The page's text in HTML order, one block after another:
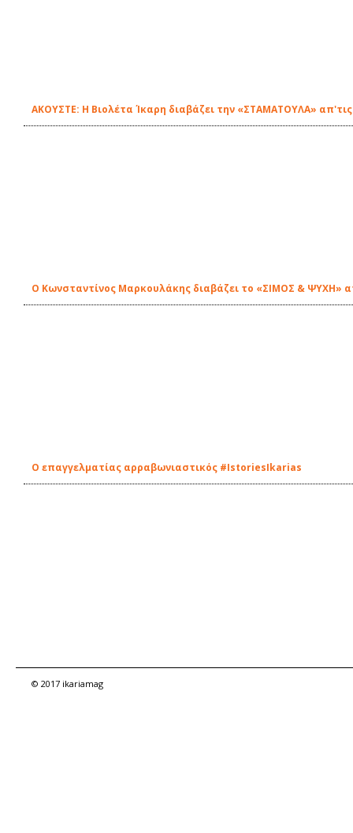
ΑΚΟΥΣΤΕ: Η Βιολέτα Ίκαρη διαβάζει την «ΣΤΑΜΑΤΟΥΛΑ»
Ο Κωνσταντίνος Μαρκουλάκης διαβάζει το «ΣΙΜΟΣ & ΨΥΧΗ»
Ο επαγγελματίας αρραβωνιαστικός #IstoriesIkarias
© 2017 ikariamag